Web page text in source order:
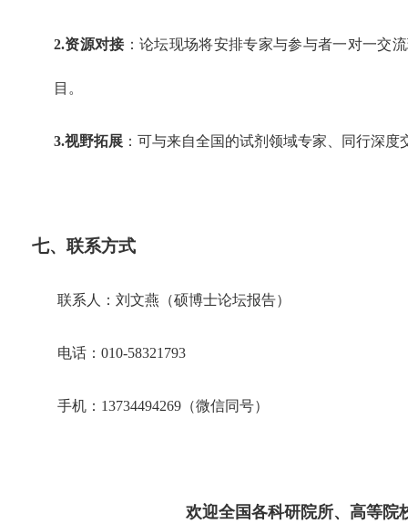
2.资源对接：论坛现场将安排专家与参与者一对一交
目。
3.视野拓展 ：可与来自全国的试剂领域专家、同行深
七、联系方式
联系人：刘文燕（硕博士论坛报告）
电话： 010-58321793
手机： 13734494269 （微信同号）
欢迎全国各科研院所、高等院